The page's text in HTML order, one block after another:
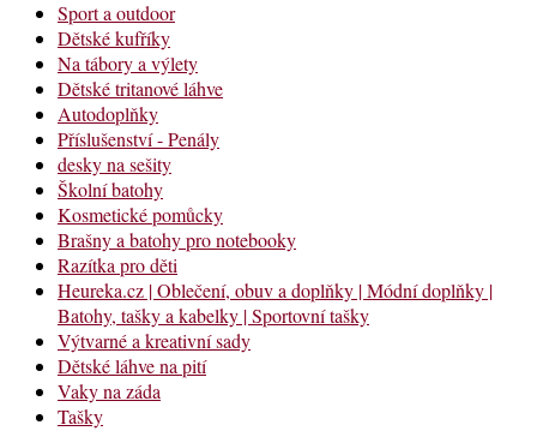
Sport a outdoor
Dětské kufříky
Na tábory a výlety
Dětské tritanové láhve
Autodoplňky
Příslušenství - Penály
desky na sešity
Školní batohy
Kosmetické pomůcky
Brašny a batohy pro notebooky
Razítka pro děti
Heureka.cz | Oblečení, obuv a doplňky | Módní doplňky |
Batohy, tašky a kabelky | Sportovní tašky
Výtvarné a kreativní sady
Dětské láhve na pití
Vaky na záda
Tašky